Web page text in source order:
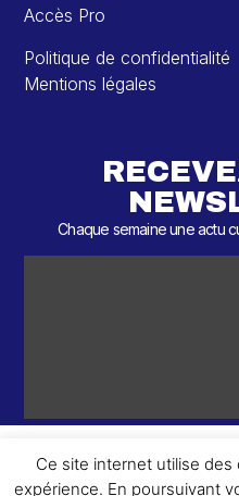
Accès Pro
Politique de confidentialité
Mentions légales
Chaque semaine une actu
Ce site internet utilise
expérience. En poursuivant